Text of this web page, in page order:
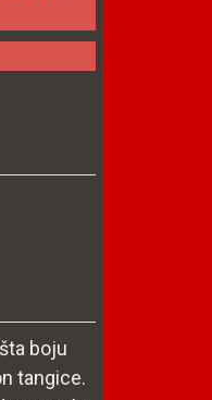
boju
tangice.